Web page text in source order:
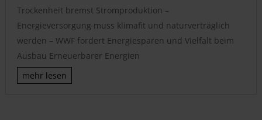
Trockenheit bremst Stromproduktion –
Energieversorgung muss klimafit und naturverträglich
werden – WWF fordert Energiesparen und Vielfalt beim
Ausbau Erneuerbarer Energien
mehr lesen